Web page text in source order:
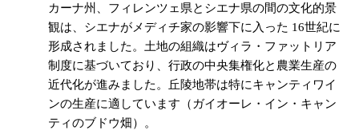
カーナ州、フィレンツェ県とシエナ県の間の文化的景
観は、シエナがメディチ家の影響下に入った 16世紀に
形成されました。土地の組織はヴィラ・ファットリア
制度に基づいており、行政の中央集権化と農業生産の
近代化が進みました。丘陵地帯は特にキャンティワイ
ンの生産に適しています（ガイオーレ・イン・キャン
ティのブドウ畑）。